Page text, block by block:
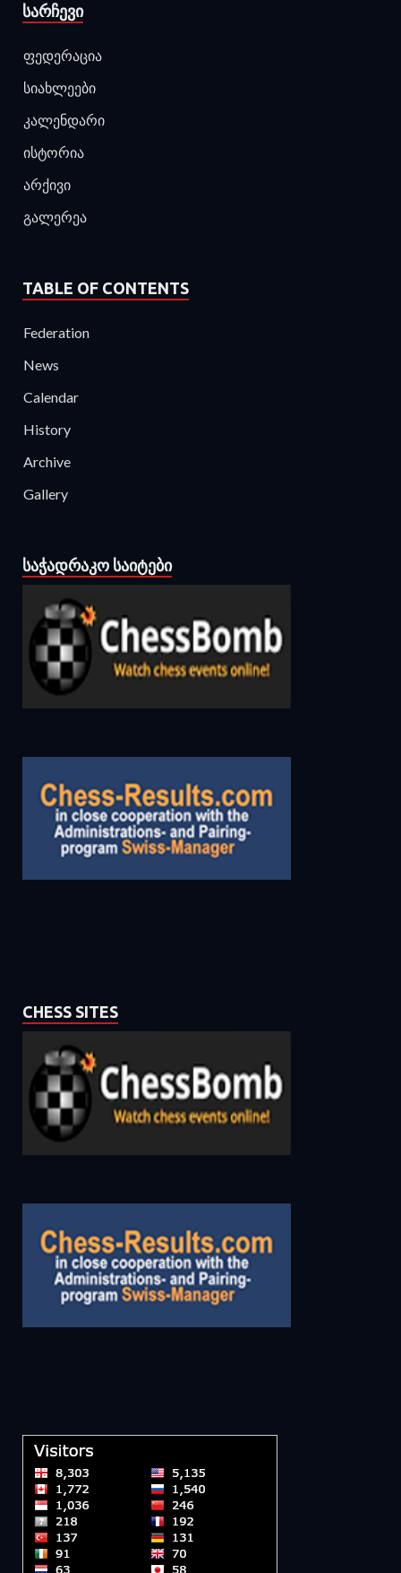
ᲡᲐᲠᲩᲔᲕᲘ
ფედერაცია
სიახლეები
კალენდარი
ისტორია
არქივი
გალერეა
TABLE OF CONTENTS
Federation
News
Calendar
History
Archive
Gallery
ᲡᲐᲭᲐᲓᲠᲐᲙᲝ ᲡᲐᲘᲢᲔᲑᲘ
CHESS SITES